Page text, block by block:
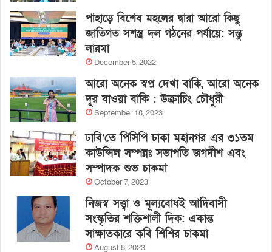
পাহাড়ে বিশেষ মহলের দ্বারা আরো কিছু
জাতিগত সশস্ত্র দল গঠনের পর্যায়ে: সন্তু
লারমা
December 5, 2022
আরো অনেক স্বপ্ন দেখা বাকি, আরো অনেক
দূর যাওয়া বাকি : উক্রাচিং চৌধুরী
September 18, 2023
ঢাবি’তে পিসিপি ঢাকা মহানগর এর ৩১তম
কাউন্সিল সম্পন্নঃ সভাপতি জগদীশ এবং
সম্পাদক শুভ চাকমা
October 7, 2023
নিজস্ব সত্ত্বা ও মূল্যবোধই আদিবাসী
সংস্কৃতির শক্তিশালী দিক: একান্ত
সাক্ষাতকারে কবি শিশির চাকমা
August 8, 2023